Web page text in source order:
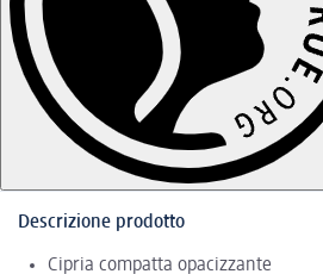
Descrizione prodotto
Cipria compatta opacizzante